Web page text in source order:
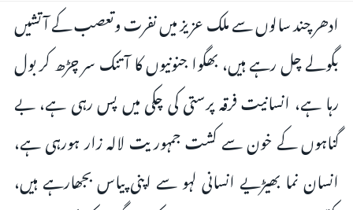
ادھر چند سالوں سے ملک عزیز میں نفرت وتعصب کے آتشیں
بگولے چل رہے ہیں، بھگوا جنونیوں کا آتنک سر چڑھ کر بول
رہا ہے، انسانیت فرقہ پرستی کی چکی میں پس رہی ہے، بے
گناہوں کے خون سے کشت جمہوریت لالہ زار ہورہی ہے،
انسان نما بھیڑیے انسانی لہو سے اپنی پیاس بجھارہے ہیں،